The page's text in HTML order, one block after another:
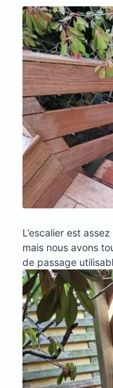
L’escalier est
mais nous avons
de passage